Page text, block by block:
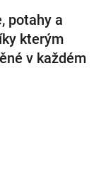
potahy a
kterým
v každém